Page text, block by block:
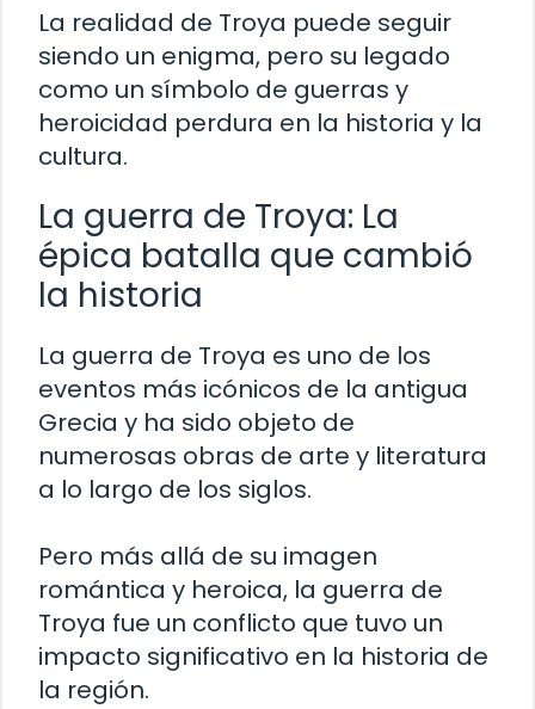
La realidad de Troya puede seguir
siendo un enigma, pero su legado
como un símbolo de guerras y
heroicidad perdura en la historia y la
cultura.
La guerra de Troya: La
épica batalla que cambió
la historia
La guerra de Troya es uno de los
eventos más icónicos de la antigua
Grecia y ha sido objeto de
numerosas obras de arte y literatura
a lo largo de los siglos.
Pero más allá de su imagen
romántica y heroica, la guerra de
Troya fue un conflicto que tuvo un
impacto significativo en la historia de
la región.